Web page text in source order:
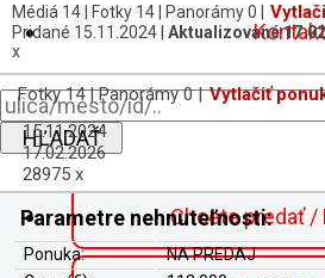
Kontakt
HĽADAŤ
Chcete predať /
Médiá 14 | Fotky 14 | Panorámy 0 |
Pridané 15.11.2024 | Aktualizované
x
Fotky 14 | Panorámy 0 |Vytlačiť
15.11.2024
17.02.2026
28975 x
Parametre nehnuteľnosti:
Ponuka:
NA PREDAJ